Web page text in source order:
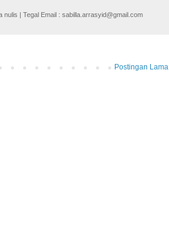
| Tegal Email : sabilla.arrasyid@gmail.com
Postingan Lama